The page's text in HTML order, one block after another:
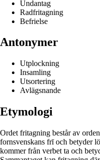
Undantag
Radfritagning
Befrielse
Antonymer
Utplockning
Insamling
Utsortering
Avlägsnande
Etymologi
Ordet fritagning består av
fornsvenskans frī och betyder
kommer från verbet ta och